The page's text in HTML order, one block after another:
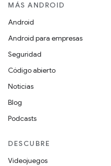
MÁS ANDROID
Android
Android para empresas
Seguridad
Código abierto
Noticias
Blog
Podcasts
DESCUBRE
Videojuegos